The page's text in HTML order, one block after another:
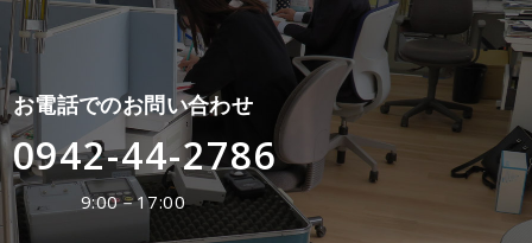
お電話でのお問い合わせ
0942-44-2786
9:00－17:00